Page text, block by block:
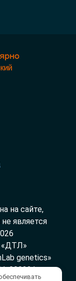
на сайте,
является
«ДТЛ»
genetics»
009231 от